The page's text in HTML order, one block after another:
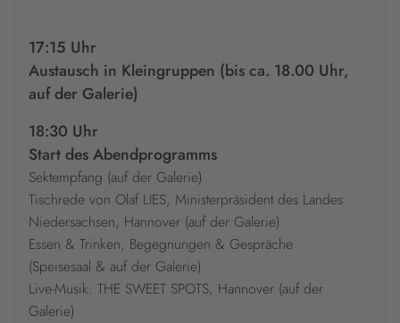
17:15 Uhr
Austausch in Kleingruppen (bis ca. 18.00 Uhr,
auf der Galerie)
18:30 Uhr
Start des Abendprogramms
Sektempfang (auf der Galerie)
Tischrede von Olaf LIES, Ministerpräsident des Landes
Niedersachsen, Hannover (auf der Galerie)
Essen & Trinken, Begegnungen & Gespräche
(Speisesaal & auf der Galerie)
Live-Musik: THE SWEET SPOTS, Hannover (auf der
Galerie)